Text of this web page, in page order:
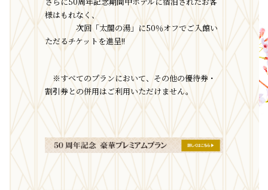
様はもれなく、
次回「太閤の湯」に50％オフでご入館い
ただるチケットを進呈!!
※すべてのプランにおいて、その他の優待券・
割引券との併用はご利用いただけません。